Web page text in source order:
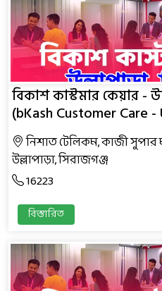
বিকাশ কাস্টমার কেয়ার -
(bKash Customer Care -
নিশাত টেলিকম, কাজী সুপার
উল্লাপাড়া, সিরাজগঞ্জ
16223
বিস্তারিত